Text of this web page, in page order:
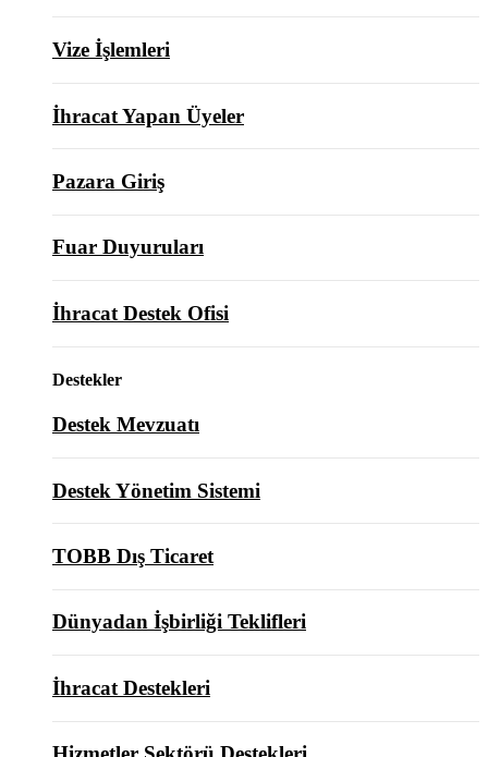
Vize İşlemleri
İhracat Yapan Üyeler
Pazara Giriş
Fuar Duyuruları
İhracat Destek Ofisi
Destekler
Destek Mevzuatı
Destek Yönetim Sistemi
TOBB Dış Ticaret
Dünyadan İşbirliği Teklifleri
İhracat Destekleri